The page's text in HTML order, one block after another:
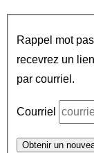
Rappel mot
recevrez un
par courriel.
Courriel
Obtenir un